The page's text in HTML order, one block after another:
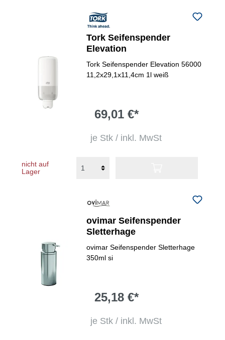
Tork Seifenspender
Elevation
Tork Seifenspender Elevation 56000
11,2x29,1x11,4cm 1l weiß
69,01 €*
je Stk / inkl. MwSt
nicht auf
Lager
ovimar Seifenspender
Sletterhage
ovimar Seifenspender Sletterhage
350ml si
25,18 €*
je Stk / inkl. MwSt